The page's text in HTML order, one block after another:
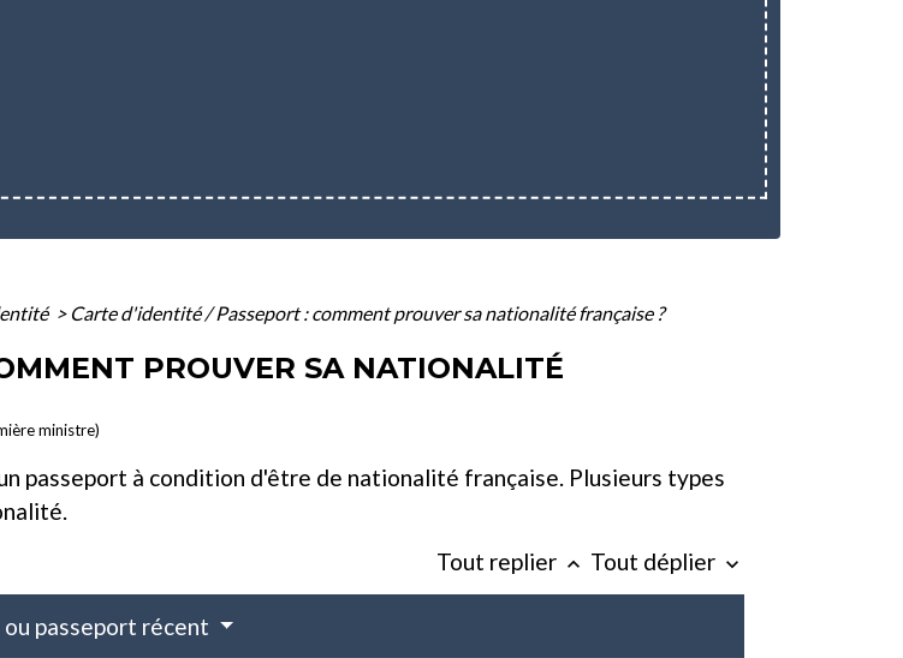
> Carte d'identité / Passeport : comment prouver sa nationalité française ?
PROUVER SA NATIONALITÉ
ministre)
passeport à condition d'être de nationalité française. Plusieurs types
Tout replier keyboard_arrow_up Tout déplier keyboard_arrow_down
passeport récent